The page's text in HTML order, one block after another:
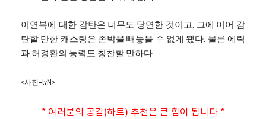
이연복에 대한 감탄은 너무도 당연한 것이고. 그에 이어 감
탄할 만한 캐스팅은 존박을 빼놓을 수 없게 됐다. 물론 에릭
과 허경환의 능력도 칭찬할 만하다.
<사진=tvN>
* 여러분의 공감(하트) 추천은 큰 힘이 됩니다 *